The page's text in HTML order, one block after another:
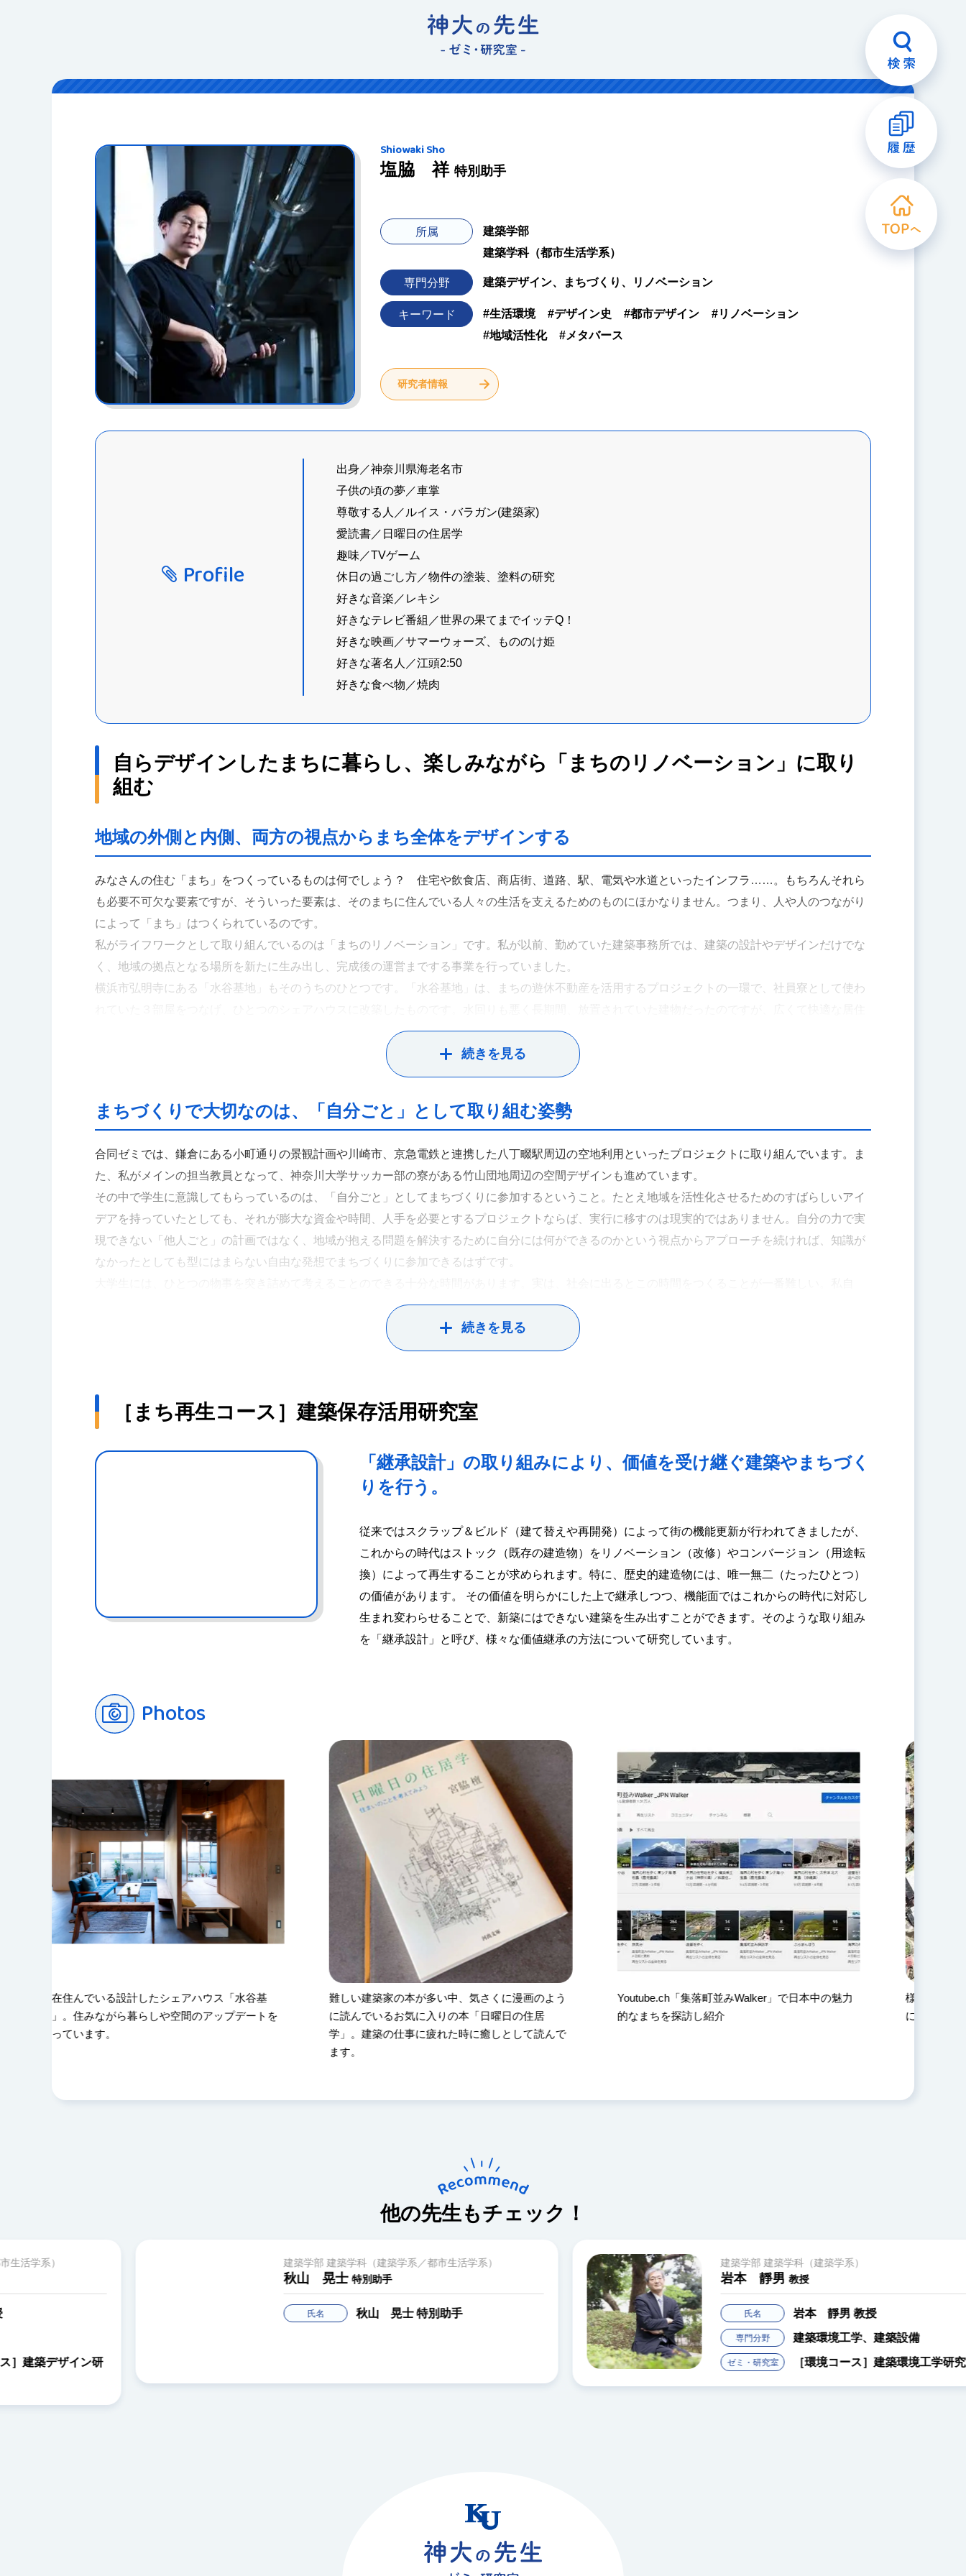
Shiowaki Sho
塩脇 祥 特別助手
所属
建築学部
建築学科（都市生活学系）
専門分野 建築デザイン、まちづくり、リノベーション
キーワード #生活環境 #デザイン史 #都市デザイン
#リノベーション
#地域活性化
#メタバース
研究者情報
Profile
出身／神奈川県海老名市
子供の頃の夢／車掌
尊敬する人／ルイス・バラガン(建築家)
愛読書／日曜日の住居学
趣味／TVゲーム
休日の過ごし方／物件の塗装、塗料の研究
好きな音楽／レキシ
好きなテレビ番組／世界の果てまでイッテQ！
好きな映画／サマーウォーズ、もののけ姫
好きな著名人／江頭2:50
好きな食べ物／焼肉
自らデザインしたまちに暮らし、楽しみながら「まちのリノベーション」に取り
組む
地域の外側と内側、両方の視点からまち全体をデザインする
みなさんの住む「まち」をつくっているものは何でしょう？ 住宅や飲食店、商店街、道路、駅、電気や水道といったインフラ……。もちろんそれら
も必要不可欠な要素ですが、そういった要素は、そのまちに住んでいる人々の生活を支えるためのものにほかなりません。つまり、人や人のつながり
によって「まち」はつくられているのです。
私がライフワークとして取り組んでいるのは「まちのリノベーション」です。私が以前、勤めていた建築事務所では、建築の設計やデザインだけでな
く、地域の拠点となる場所を新たに生み出し、完成後の運営までする事業を行っていました。
横浜市弘明寺にある「水谷基地」もそのうちのひとつです。「水谷基地」は、まちの遊休不動産を活用するプロジェクトの一環で、社員寮として使わ
スペースへと生まれ変わり、私自身も住居兼仕事場として活用しています。そうした経験もあって、独立した後も地方自治体と一緒にまちの施設の運
単に建物をつくったり改築したりすることだけがまちづくりではありません。地域のお金の流れや不動産会社が所有している物件の種類、住民同士の
いく。それが「まちのリノベーション」であり、私の研究テーマです。一方で、地域のイベントを主催するなど、自らまちの中に入って多くの地域住
験なのです。単純に地域の中に入り込むのが楽しいからやっているというのもあるのですが（笑）。
続きを見る
まちづくりで大切なのは、「自分ごと」として取り組む姿勢
合同ゼミでは、鎌倉にある小町通りの景観計画や川崎市、京急電鉄と連携した八丁畷駅周辺の空地利用といったプロジェクトに取り組んでいます。ま
た、私がメインの担当教員となって、神奈川大学サッカー部の寮がある竹山団地周辺の空間デザインも進めています。
その中で学生に意識してもらっているのは、「自分ごと」としてまちづくりに参加するということ。たとえ地域を活性化させるためのすばらしいアイ
デアを持っていたとしても、それが膨大な資金や時間、人手を必要とするプロジェクトならば、実行に移すのは現実的ではありません。自分の力で実
現できない「他人ごと」の計画ではなく、地域が抱える問題を解決するために自分には何ができるのかという視点からアプローチを続ければ、知識が
なかったとしても型にはまらない自由な発想でまちづくりに参加できるはずです。
身、大学時代に時間をかけて考え、蓄積した知識が、仕事をするうえで欠かせない引き出しになっています。もちろん勉強はしっかりしてほしいです
が、バイトでも遊びでも、何でもいいので自分が興味を持ったことに全力で挑戦してください。
続きを見る
［まち再生コース］建築保存活用研究室
「継承設計」の取り組みにより、価値を受け継ぐ建築やまちづく
りを行う。
従来ではスクラップ＆ビルド（建て替えや再開発）によって街の機能更新が行われてきましたが、
これからの時代はストック（既存の建造物）をリノベーション（改修）やコンバージョン（用途転
換）によって再生することが求められます。特に、歴史的建造物には、唯一無二（たったひとつ）
の価値があります。 その価値を明らかにした上で継承しつつ、機能面ではこれからの時代に対応し
生まれ変わらせることで、新築にはできない建築を生み出すことができます。そのような取り組み
を「継承設計」と呼び、様々な価値継承の方法について研究しています。
Photos
シェアハウス「水谷基
や空間のアップデートを
難しい建築家の本が多い中、気さくに漫画のよう
に読んでいるお気に入りの本「日曜日の住居
学」。建築の仕事に疲れた時に癒しとして読んで
Youtube.ch「集落町並みWalker」で日本中の魅力
的なまちを探訪し紹介
様々な視点からまちの魅力を発掘する（ド
他の先生もチェック！
部 建築学科（建築学系／都市生活学系）
名
建築学部 建築学科（建築学系）
氏名
建築環境工学、建築設備
［環境コース］建築環境工学研究室
建築学部 建築学科（都市
氏名
専門分野
ゼミ・研究室
［まち